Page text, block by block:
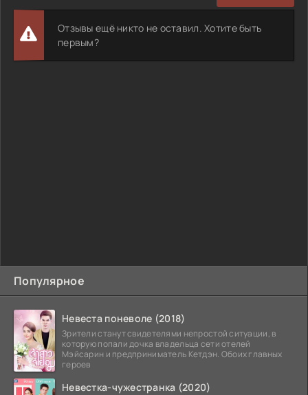
Популярное
Невеста поневоле (2018)
Зрители станут свидетелями непростой ситуации, в
которую попали дочка владельца сети отелей
Мэйсарин и предприниматель Кетдэн. Обоих главных
героев
Невестка-чужестранка (2020)
Отзывы ещё никто не оставил. Хотите быть
первым?